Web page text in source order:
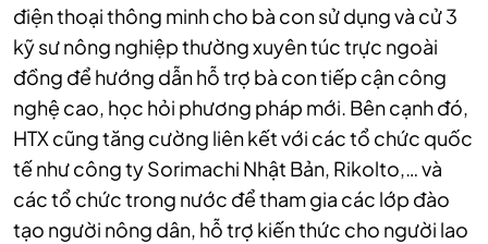
điện thoại thông minh cho bà con sử dụng và cử 3
kỹ sư nông nghiệp thường xuyên túc trực ngoài
đồng để hướng dẫn hỗ trợ bà con tiếp cận công
nghệ cao, học hỏi phương pháp mới. Bên cạnh đó,
HTX cũng tăng cường liên kết với các tổ chức quốc
tế như công ty Sorimachi Nhật Bản, Rikolto,… và
các tổ chức trong nước để tham gia các lớp đào
tạo người nông dân, hỗ trợ kiến thức cho người lao